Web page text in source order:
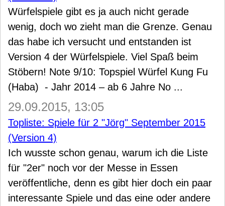
Würfelspiele gibt es ja auch nicht gerade
wenig, doch wo zieht man die Grenze. Genau
das habe ich versucht und entstanden ist
Version 4 der Würfelspiele. Viel Spaß beim
Stöbern! Note 9/10: Topspiel Würfel Kung Fu
(Haba) - Jahr 2014 – ab 6 Jahre No ...
29.09.2015, 13:05
Topliste: Spiele für 2 "Jörg" September 2015
(Version 4)
Ich wusste schon genau, warum ich die Liste
für "2er" noch vor der Messe in Essen
veröffentliche, denn es gibt hier doch ein paar
interessante Spiele und das eine oder andere